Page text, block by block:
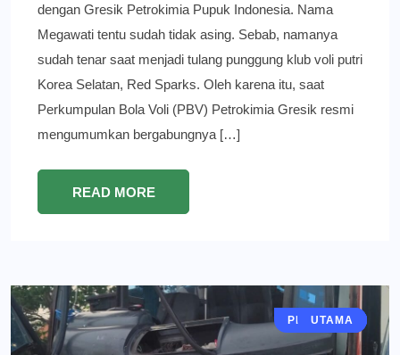
dengan Gresik Petrokimia Pupuk Indonesia. Nama
Megawati tentu sudah tidak asing. Sebab, namanya
sudah tenar saat menjadi tulang punggung klub voli putri
Korea Selatan, Red Sparks. Oleh karena itu, saat
Perkumpulan Bola Voli (PBV) Petrokimia Gresik resmi
mengumumkan bergabungnya […]
READ MORE
BERITA
GRESIK
PERISTIWA
UTAMA